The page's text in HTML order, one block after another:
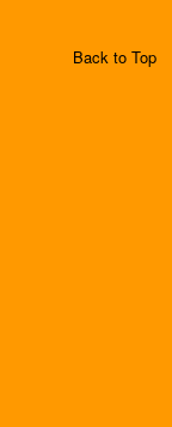
Back to Top